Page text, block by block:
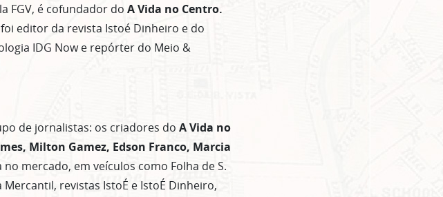
FGV, é cofundador do A Vida no Centro.
editor da revista Istoé Dinheiro e do
IDG Now e repórter do Meio &
de jornalistas: os criadores do A Vida no
Milton Gamez, Edson Franco, Marcia
mercado, em veículos como Folha de S.
Mercantil, revistas IstoÉ e IstoÉ Dinheiro,